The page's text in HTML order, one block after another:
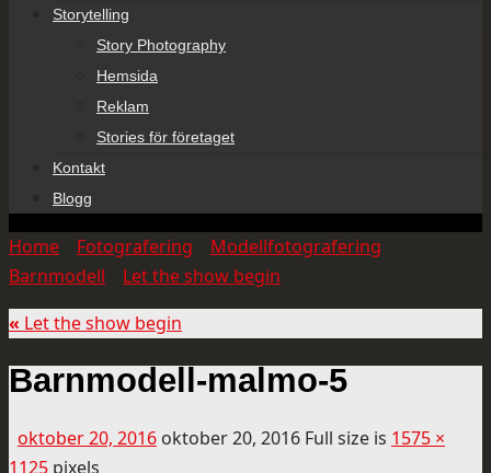
Storytelling
Story Photography
Hemsida
Reklam
Stories för företaget
Kontakt
Blogg
Home Fotografering Modellfotografering
Barnmodell
Let the show begin
« Let the show begin
Barnmodell-malmo-5
oktober 20, 2016 oktober 20, 2016 Full size is 1575 ×
1125 pixels